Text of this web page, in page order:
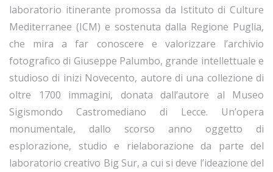
laboratorio itinerante promossa da Istituto di Culture
Mediterranee (ICM) e sostenuta dalla Regione Puglia,
che mira a far conoscere e valorizzare l’archivio
fotografico di Giuseppe Palumbo, grande intellettuale e
studioso di inizi Novecento, autore di una collezione di
oltre 1700 immagini, donata dall’autore al Museo
Sigismondo Castromediano di Lecce. Un’opera
monumentale, dallo scorso anno oggetto di
esplorazione, studio e rielaborazione da parte del
laboratorio creativo Big Sur, a cui si deve l’ideazione del